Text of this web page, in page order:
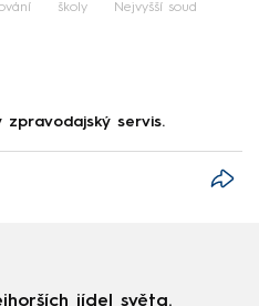
školy Nejvyšší soud
zpravodajský servis.
jídel světa.